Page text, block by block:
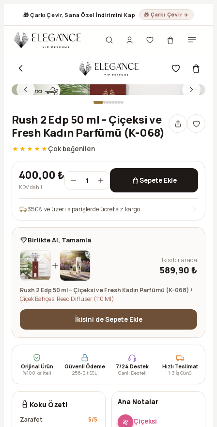
🎁 Çarkı Çevir, Sana Özel İndirimini Kap 🎁 Çarkı Çevir →
Rush 2 Edp 50 ml – Çiçeksi ve
Fresh Kadın Parfümü (K-068)
Çok beğenilen
400,00 ₺
KDV dahil
1 Sepete Ekle
350₺ ve üzeri siparişlerde ücretsiz kargo
Birlikte Al, Tamamla
İkisi bir arada
589,90 ₺
Rush 2 Edp 50 ml – Çiçeksi ve Fresh Kadın Parfümü (K-068)+
Çiçek Bahçesi Reed Diffuser (110 Ml)
İkisini de Sepete Ekle
Orijinal Ürün
%100 kaliteli
Güvenli Ödeme
256-Bit SSL
7/24 Destek
Canlı Destek
Hızlı Teslimat
1-3 İş Günü
Koku Özeti
Zarafet 5/5
Ana Notalar
Çiçeksi